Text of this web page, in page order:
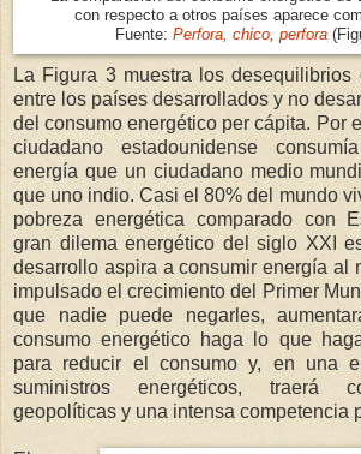
con respecto a otros países aparece
Fuente: Perfora, chico, perfora
La Figura 3 muestra los desequilibrios
entre los países desarrollados y no
del consumo energético per cápita. Por
ciudadano estadounidense
energía que un ciudadano medio
que uno indio. Casi el 80% del mundo
pobreza energética comparado con
gran dilema energético del siglo XXI
desarrollo aspira a consumir energía al
impulsado el crecimiento del Primer
que nadie puede negarles,
consumo energético haga lo que
para reducir el consumo y, en una
suministros energéticos, traerá
geopolíticas y una intensa competencia